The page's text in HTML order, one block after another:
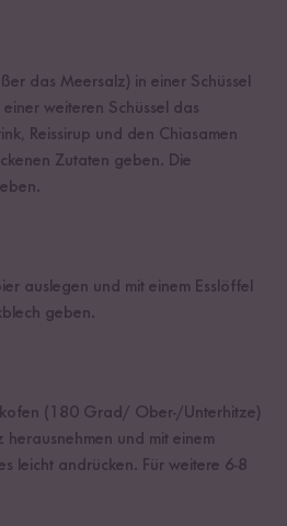
das Meersalz) in einer Schüssel
weiteren Schüssel das
Reissirup und den Chiasamen
Zutaten geben. Die
auslegen und mit einem Esslöffel
geben.
(180 Grad/ Ober-/Unterhitze)
und mit einem
leicht andrücken. Für weitere 6-8